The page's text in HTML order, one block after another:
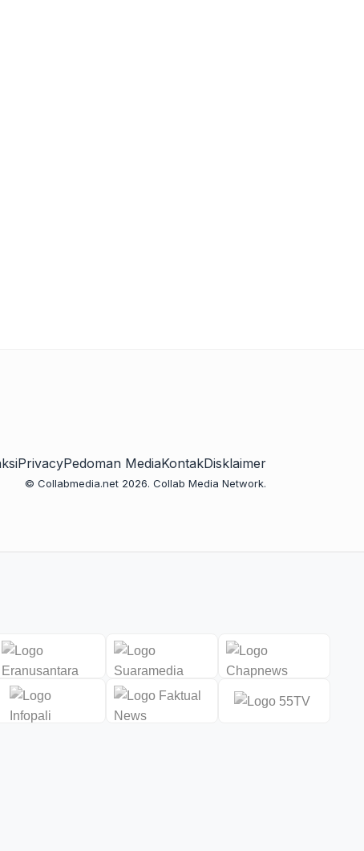
PrivacyPedoman MediaKontakDisklaimer
© Collabmedia.net 2026. Collab Media Network.